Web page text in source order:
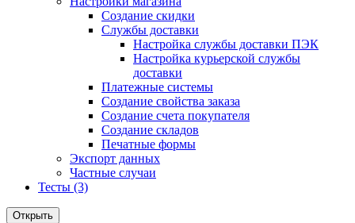
Создание скидки
Службы доставки
Настройка службы доставки ПЭК
Настройка курьерской службы
доставки
Платежные системы
Создание свойства заказа
Создание счета покупателя
Создание складов
Печатные формы
Экспорт данных
Частные случаи
Тесты (3)
Открыть